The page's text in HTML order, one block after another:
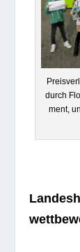
durch
ment,